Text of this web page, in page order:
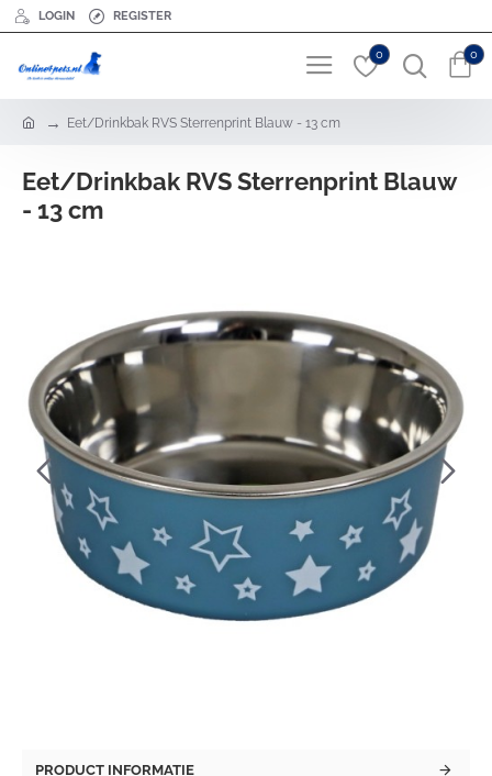
LOGIN REGISTER
0 0
e
Eet/Drinkbak RVS Sterrenprint Blauw - 13 cm
Eet/Drinkbak RVS Sterrenprint Blauw
- 13 cm
PRODUCT INFORMATIE